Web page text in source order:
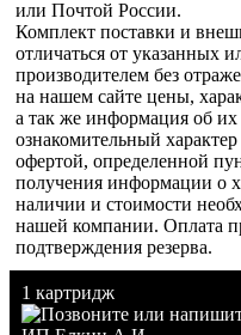
или Почтой России.
Комплект поставки и
отличаться от указанных
производителем без
на нашем сайте цены,
а так же информация об их
ознакомительный
офертой, определенной
получения информации о
наличии и стоимости
нашей компании. Оплата
подтверждения резерва.
1 картридж